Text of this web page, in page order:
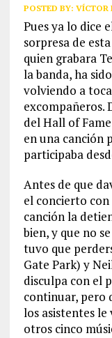
POSTED BY: VÍCTOR
Pues ya lo dice
sorpresa de
quien grabara
la banda, ha
volviendo a
excompañeros.
del Hall of
en una canción
participaba
Antes de que
el concierto con
canción la
bien, y que no
tuvo que
Gate Park) y
disculpa con el
continuar, pero
los asistentes
otros cinco